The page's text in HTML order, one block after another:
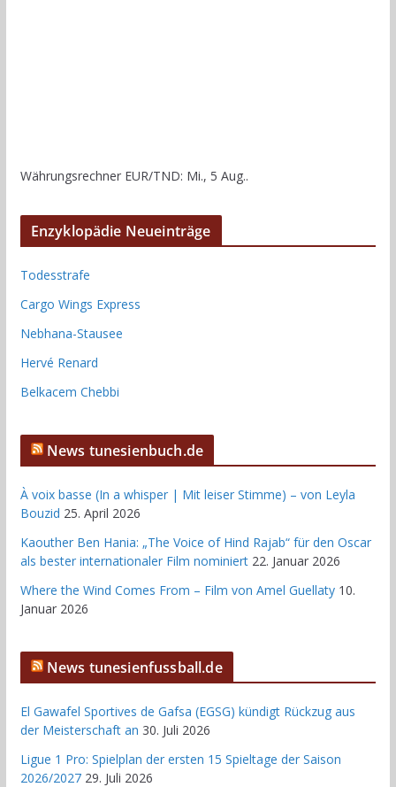
Währungsrechner EUR/TND: Mi., 5 Aug..
Enzyklopädie Neueinträge
Todesstrafe
Cargo Wings Express
Nebhana-Stausee
Hervé Renard
Belkacem Chebbi
News tunesienbuch.de
À voix basse (In a whisper | Mit leiser Stimme) – von Leyla
Bouzid 25. April 2026
Kaouther Ben Hania: „The Voice of Hind Rajab“ für den Oscar
als bester internationaler Film nominiert 22. Januar 2026
Where the Wind Comes From – Film von Amel Guellaty 10.
Januar 2026
News tunesienfussball.de
El Gawafel Sportives de Gafsa (EGSG) kündigt Rückzug aus
der Meisterschaft an 30. Juli 2026
Ligue 1 Pro: Spielplan der ersten 15 Spieltage der Saison
2026/2027 29. Juli 2026